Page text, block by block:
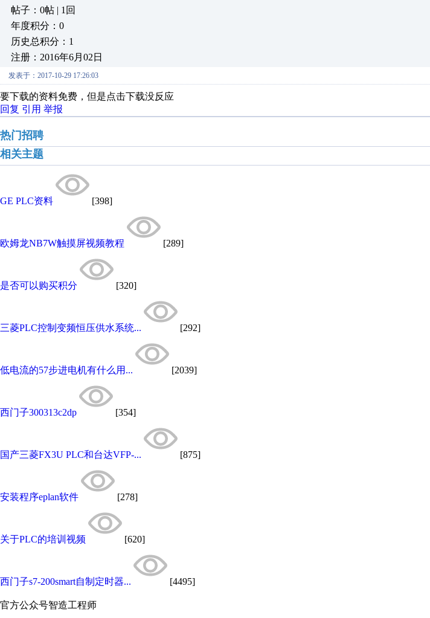
帖子：0帖 | 1回
年度积分：0
历史总积分：1
注册：2016年6月02日
发表于：2017-10-29 17:26:03
要下载的资料免费，但是点击下载没反应
回复 引用 举报
热门招聘
相关主题
GE PLC资料 [398]
欧姆龙NB7W触摸屏视频教程 [289]
是否可以购买积分 [320]
三菱PLC控制变频恒压供水系统... [292]
低电流的57步进电机有什么用... [2039]
西门子300313c2dp [354]
国产三菱FX3U PLC和台达VFP-... [875]
安装程序eplan软件 [278]
关于PLC的培训视频 [620]
西门子s7-200smart自制定时器... [4495]
官方公众号智造工程师